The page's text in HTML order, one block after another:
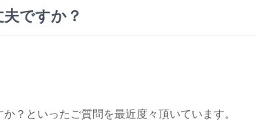
ですか？
？といったご質問を最近度々頂いています。